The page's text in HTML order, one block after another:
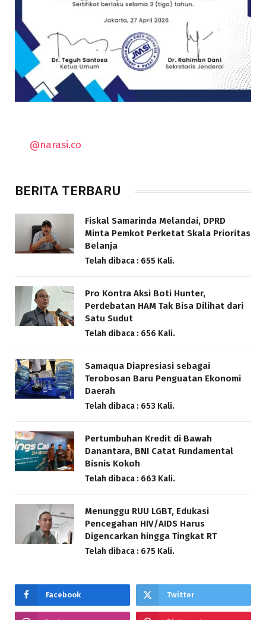
@narasi.co
BERITA TERBARU
Fiskal Samarinda Melandai, DPRD
Minta Pemkot Perketat Skala Prioritas
Belanja
Telah dibaca : 655 Kali.
Pro Kontra Aksi Boti Hunter,
Perdebatan HAM Tak Bisa Dilihat dari
Satu Sudut
Telah dibaca : 656 Kali.
Samaqua Diapresiasi sebagai
Terobosan Baru Penguatan Ekonomi
Daerah
Telah dibaca : 653 Kali.
Pertumbuhan Kredit di Bawah
Danantara, BNI Catat Fundamental
Bisnis Kokoh
Telah dibaca : 663 Kali.
Menunggu RUU LGBT, Edukasi
Pencegahan HIV/AIDS Harus
Digencarkan hingga Tingkat RT
Telah dibaca : 675 Kali.
Facebook Twitter